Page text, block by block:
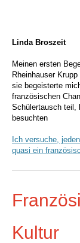
Linda Broszeit
Meinen ersten
Rheinhauser
sie begeisterte
französischen
Schülertausch teil,
besuchten
Ich versuche,
quasi ein
Kultur